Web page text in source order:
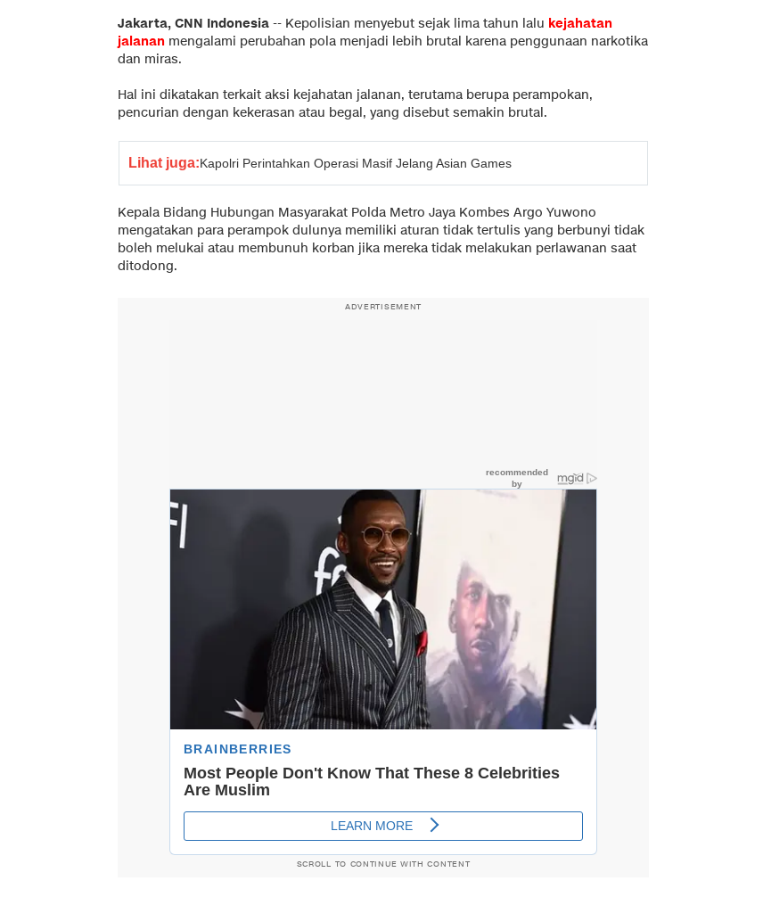
Jakarta, CNN Indonesia -- Kepolisian menyebut sejak lima tahun lalu kejahatan
jalanan mengalami perubahan pola menjadi lebih brutal karena penggunaan narkotika
dan miras.
Hal ini dikatakan terkait aksi kejahatan jalanan, terutama berupa perampokan,
pencurian dengan kekerasan atau begal, yang disebut semakin brutal.
Lihat juga:Kapolri Perintahkan Operasi Masif Jelang Asian Games
Kepala Bidang Hubungan Masyarakat Polda Metro Jaya Kombes Argo Yuwono
mengatakan para perampok dulunya memiliki aturan tidak tertulis yang berbunyi tidak
boleh melukai atau membunuh korban jika mereka tidak melakukan perlawanan saat
ditodong.
ADVERTISEMENT
SCROLL TO CONTINUE WITH CONTENT